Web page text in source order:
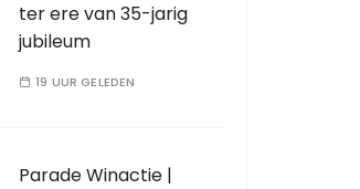
ter ere van 35-jarig
jubileum
19 UUR GELEDEN
Parade Winactie |